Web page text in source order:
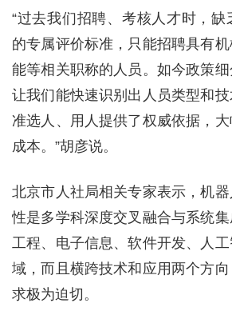
“过去我们招聘、考核人才时，缺
的专属评价标准，只能招聘具有
能等相关职称的人员。如今政策细
让我们能快速识别出人员类型和
准选人、用人提供了权威依据，
成本。”胡彦说。
北京市人社局相关专家表示，机
性是多学科深度交叉融合与系统
工程、电子信息、软件开发、人
域，而且横跨技术和应用两个方
求极为迫切。